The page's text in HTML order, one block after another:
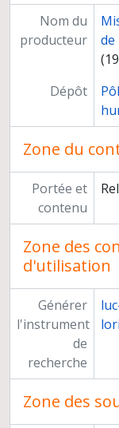
Nom du
producteur
de
Dépôt
Zone du
Portée et
contenu
Zone des
d'utilisation
Générer
l'instrument
de
recherche
Zone des